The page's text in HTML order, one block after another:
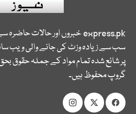
express.pkخبروں اور حالات حاضرہ
سب سے زیادہ وزٹ کی جانے والی ویب
پر شائع شدہ تمام مواد کے جملہ حقوق
گروپ محفوظ ہیں۔